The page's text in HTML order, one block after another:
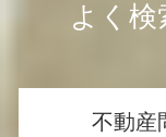
よく検
不動産